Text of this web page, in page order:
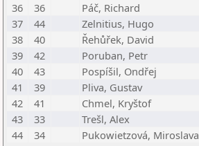
36
36 Páč, Richard
37
44 Zelnitius, Hugo
38
40 Řehůřek, David
39
42 Poruban, Petr
40
43 Pospíšil, Ondřej
41
39 Pliva, Gustav
42
41 Chmel, Kryštof
43
33 Trešl, Alex
44
34 Pukowietzová, Miroslava